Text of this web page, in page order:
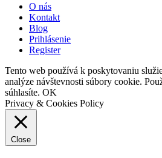
O nás
Kontakt
Blog
Prihlásenie
Register
Tento web používá k poskytovaniu
analýze návštevnosti súbory cookie.
súhlasíte. OK
Privacy & Cookies Policy
Close